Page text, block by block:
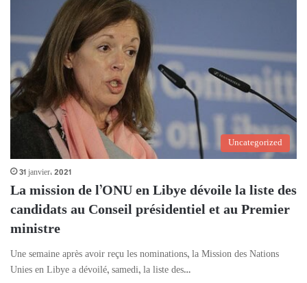
Uncategorized
31 janvier، 2021
La mission de l’ONU en Libye dévoile la liste des
candidats au Conseil présidentiel et au Premier
ministre
Une semaine après avoir reçu les nominations, la Mission des Nations
Unies en Libye a dévoilé, samedi, la liste des…